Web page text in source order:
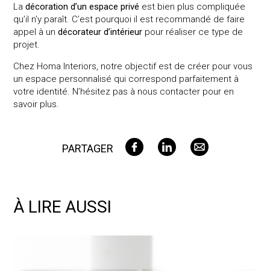
À PROPOS
CONTACT
Ladécoration d’un espace privé est bien plus compliquée
qu’il n’y paraît. C’est pourquoi il est recommandé de faire
appel à undécorateur d’intérieur pour réaliser ce type de
projet.
Chez Homa Interiors, notre objectif est de créer pour vous
un espace personnalisé qui correspond parfaitement à
votre identité. N’hésitez pas à nous contacter pour en
savoir plus.
PARTAGER
À LIRE AUSSI